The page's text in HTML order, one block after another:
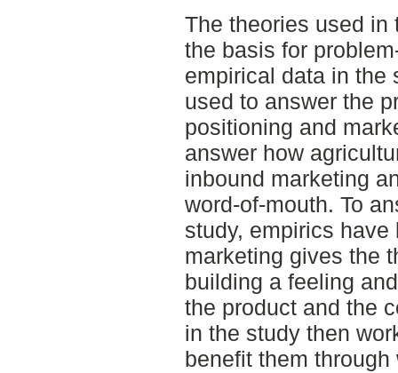
The theories used
the basis for
empirical data in the
used to answer the
positioning and
answer how
inbound marketing
word-of-mouth. To
study, empirics
marketing gives the
building a feeling
the product and the
in the study then
benefit them through